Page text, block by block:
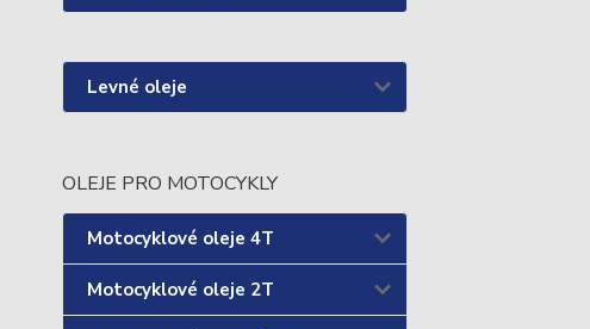
Levné oleje
OLEJE PRO MOTOCYKLY
Motocyklové oleje 4T
Motocyklové oleje 2T